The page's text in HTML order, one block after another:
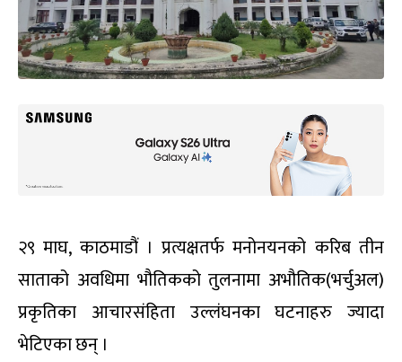
२९ माघ, काठमाडौं । प्रत्यक्षतर्फ मनोनयनको करिब तीन
साताको अवधिमा भौतिकको तुलनामा अभौतिक(भर्चुअल)
प्रकृतिका आचारसंहिता उल्लंघनका घटनाहरु ज्यादा
भेटिएका छन् ।